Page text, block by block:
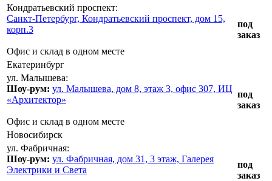
Кондратьевский проспект:
Санкт-Петербург, Кондратьевский проспект, дом 15,
корп.3
Офис и склад в одном месте
под
заказ
Екатеринбург
ул. Малышева:
Шоу-рум: ул. Малышева, дом 8, этаж 3, офис 307, ИЦ
«Архитектор»
Офис и склад в одном месте
под
заказ
Новосибирск
ул. Фабричная:
Шоу-рум: ул. Фабричная, дом 31, 3 этаж, Галерея
Электрики и Света
под
заказ